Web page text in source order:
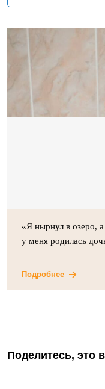
«Я нырнул в озеро,
у меня родилась
Подробнее
Поделитесь, это